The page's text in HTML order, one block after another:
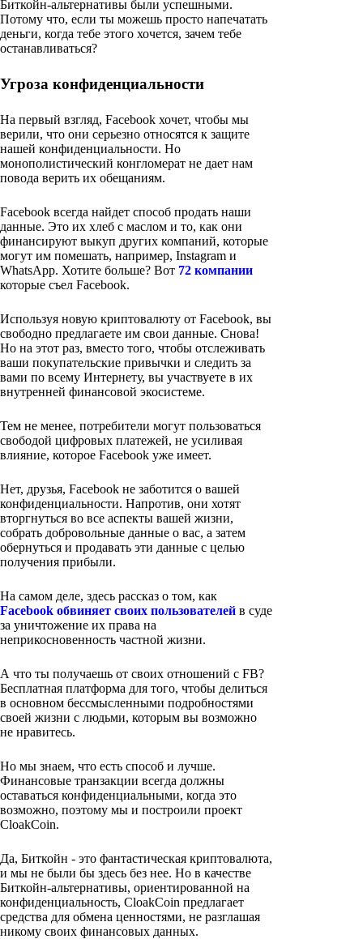
Биткойн-альтернативы были успешными.
Потому что, если ты можешь просто напечатать
деньги, когда тебе этого хочется, зачем тебе
останавливаться?
Угроза конфиденциальности
На первый взгляд, Facebook хочет, чтобы мы
верили, что они серьезно относятся к защите
нашей конфиденциальности. Но
монополистический конгломерат не дает нам
повода верить их обещаниям.
Facebook всегда найдет способ продать наши
данные. Это их хлеб с маслом и то, как они
финансируют выкуп других компаний, которые
могут им помешать, например, Instagram и
WhatsApp. Хотите больше? Вот 72 компании
которые съел Facebook.
Используя новую криптовалюту от Facebook, вы
свободно предлагаете им свои данные. Снова!
Но на этот раз, вместо того, чтобы отслеживать
ваши покупательские привычки и следить за
вами по всему Интернету, вы участвуете в их
внутренней финансовой экосистеме.
Тем не менее, потребители могут пользоваться
свободой цифровых платежей, не усиливая
влияние, которое Facebook уже имеет.
Нет, друзья, Facebook не заботится о вашей
конфиденциальности. Напротив, они хотят
вторгнуться во все аспекты вашей жизни,
собрать добровольные данные о вас, а затем
обернуться и продавать эти данные с целью
получения прибыли.
На самом деле, здесь рассказ о том, как
Facebook обвиняет своих пользователей в суде
за уничтожение их права на
неприкосновенность частной жизни.
А что ты получаешь от своих отношений с FB?
Бесплатная платформа для того, чтобы делиться
в основном бессмысленными подробностями
своей жизни с людьми, которым вы возможно
не нравитесь.
Но мы знаем, что есть способ и лучше.
Финансовые транзакции всегда должны
оставаться конфиденциальными, когда это
возможно, поэтому мы и построили проект
CloakCoin.
Да, Биткойн - это фантастическая криптовалюта,
и мы не были бы здесь без нее. Но в качестве
Биткойн-альтернативы, ориентированной на
конфиденциальность, CloakCoin предлагает
средства для обмена ценностями, не разглашая
никому своих финансовых данных.